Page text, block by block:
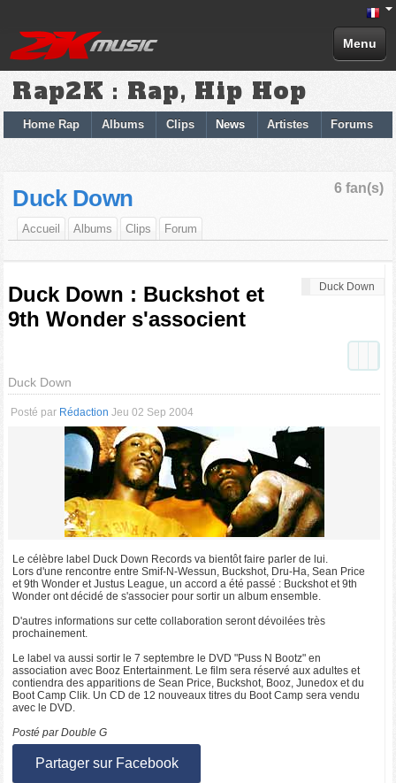
Menu
Rap2K : Rap, Hip Hop
Home Rap Albums Clips News Artistes Forums
6 fan(s)
Duck Down
Accueil Albums Clips Forum
Duck Down
Duck Down : Buckshot et
9th Wonder s'associent
Duck Down
Posté par Rédaction Jeu 02 Sep 2004
Le célèbre label Duck Down Records va bientôt faire parler de lui.
Lors d'une rencontre entre Smif-N-Wessun, Buckshot, Dru-Ha, Sean Price
et 9th Wonder et Justus League, un accord a été passé : Buckshot et 9th
Wonder ont décidé de s'associer pour sortir un album ensemble.
D'autres informations sur cette collaboration seront dévoilées très
prochainement.
Le label va aussi sortir le 7 septembre le DVD "Puss N Bootz" en
association avec Booz Entertainment. Le film sera réservé aux adultes et
contiendra des apparitions de Sean Price, Buckshot, Booz, Junedox et du
Boot Camp Clik. Un CD de 12 nouveaux titres du Boot Camp sera vendu
avec le DVD.
Posté par Double G
Partager sur Facebook